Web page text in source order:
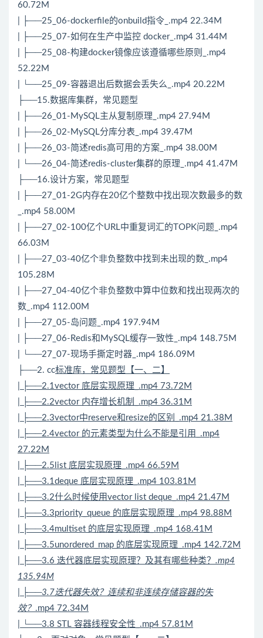
60.72M
| ├──25_06-dockerfile的onbuild指令_.mp4 22.34M
| ├──25_07-如何在生产中监控 docker_.mp4 31.44M
| ├──25_08-构建docker镜像应该遵循哪些原则_.mp4
52.22M
| └──25_09-容器退出后数据会丢失么_.mp4 20.22M
├──15.数据库集群，常见题型
| ├──26_01- MySQL主从复制原理_.mp4 27.94M
| ├──26_02- MySQL分库分表_.mp4 39.47M
| ├──26_03-简述redis高可用的方案_.mp4 38.00M
| └──26_04-简述redis-cluster集群的原理_.mp4 41.47M
├──16.设计方案，常见题型
| ├──27_01-2G内存在20亿个整数中找出现次数最多的数
_.mp4 58.00M
| ├──27_02-100亿个URL中重复词汇的TOPK问题_.mp4
66.03M
| ├──27_03-40亿个非负整数中找到未出现的数_.mp4
105.28M
| ├──27_04-40亿个非负整数中算中位数和找出现两次的
数_.mp4 112.00M
| ├──27_05-岛问题_.mp4 197.94M
| ├──27_06- Redis和 MySQL缓存一致性_.mp4 148.75M
| └──27_07-现场手撕定时器_.mp4 186.09M
├──2. cc标准库，常见题型【一、二】
| ├──2.1vector 底层实现原理_.mp4 73.72M
| ├──2.2vector 内存增长机制_.mp4 36.31M
| ├──2.3vector中reserve和resize的区别_.mp4 21.38M
| ├──2.4vector 的元素类型为什么不能是引用_.mp4
27.22M
| ├──2.5list 底层实现原理_.mp4 66.59M
| ├──3.1deque 底层实现原理_.mp4 103.81M
| ├──3.2什么时候使用vector list deque_.mp4 21.47M
| ├──3.3priority_queue 的底层实现原理_.mp4 98.88M
| ├──3.4multiset 的底层实现原理_.mp4 168.41M
| ├──3.5unordered_map 的底层实现原理_.mp4 142.72M
| ├──3.6 迭代器底层实现原理？及其有哪些种类？ .mp4
135.94M
| ├──3.7迭代器失效？连续和非连续存储容器的失
效？ .mp4 72.34M
| └──3.8 STL 容器线程安全性_.mp4 57.81M